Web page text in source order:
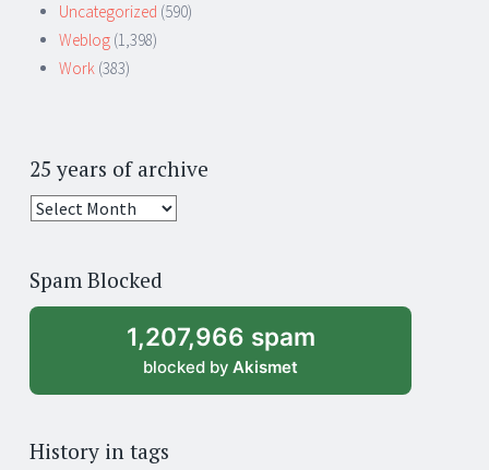
Uncategorized (590)
Weblog (1,398)
Work (383)
25 years of archive
25
archive
Spam Blocked
1,207,966 spam
blocked by Akismet
History in tags